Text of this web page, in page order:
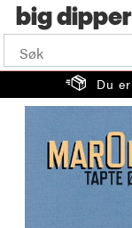
big
Du er